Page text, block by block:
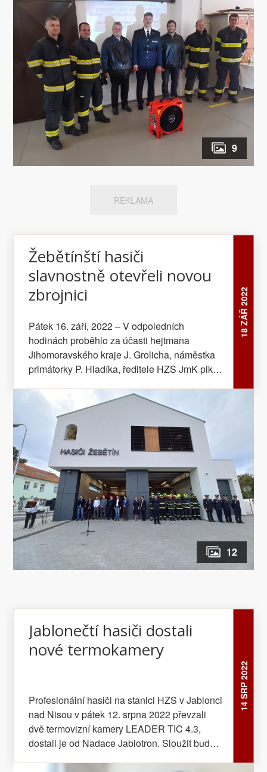
Středočeského kraje, na kterém se finančně
podílela města Dobříš a Sedlčany, byl pořízen
bateriový přetlakový ventilátor LEADER
BatFAN 3Li+. Přetlakové ventilátory byly
jednotkám předány...
9
REKLAMA
18 ZÁŘ 2022
Žebětínští hasiči
slavnostně otevřeli novou
zbrojnici
Pátek 16. září, 2022 – V odpoledních
hodinách proběhlo za účasti hejtmana
Jihomoravského kraje J. Grolicha, náměstka
primátorky P. Hladíka, ředitele HZS JmK plk.
plk. Oháňky a dalších významných hostů
slavnostní otevření nové zbrojnice
žebětínských dobrovolných hasičů...
12
14 SRP 2022
Jablonečtí hasiči dostali
nové termokamery
Profesionální hasiči na stanici HZS v Jablonci
nad Nisou v pátek 12. srpna 2022 převzali
dvě termovizní kamery LEADER TIC 4.3,
dostali je od Nadace Jablotron. Sloužit budou